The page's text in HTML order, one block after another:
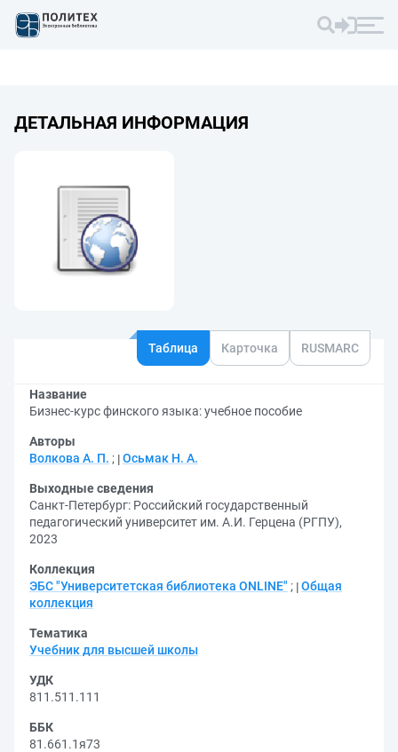
ДЕТАЛЬНАЯ ИНФОРМАЦИЯ
Таблица Карточка RUSMARC
Название
Бизнес-курс финского языка: учебное пособие
Авторы
Волкова А. П. ; Осьмак Н. А.
Выходные сведения
Санкт-Петербург: Российский государственный
педагогический университет им. А.И. Герцена (РГПУ),
2023
Коллекция
ЭБС "Университетская библиотека ONLINE" ; Общая
коллекция
Тематика
Учебник для высшей школы
УДК
811.511.111
ББК
81.661.1я73